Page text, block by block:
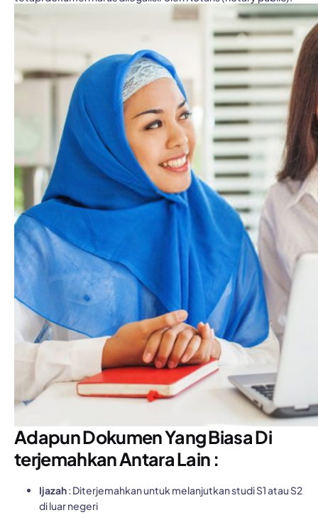
Adapun Dokumen Yang Biasa Di
terjemahkan Antara Lain :
Ijazah: Diterjemahkan untuk melanjutkan studi S1 atau S2
di luar negeri